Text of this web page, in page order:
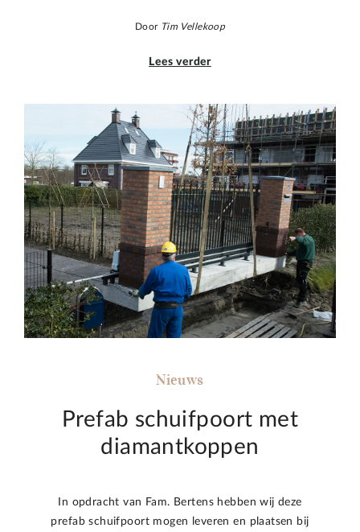
Door Tim Vellekoop
Lees verder
Nieuws
Prefab schuifpoort met
diamantkoppen
In opdracht van Fam. Bertens hebben wij deze
prefab schuifpoort mogen leveren en plaatsen bij